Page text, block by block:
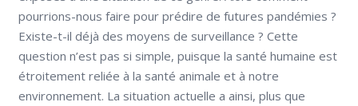
pourrions-nous faire pour prédire de futures pandémies ?
Existe-t-il déjà des moyens de surveillance ? Cette
question n’est pas si simple, puisque la santé humaine est
étroitement reliée à la santé animale et à notre
environnement. La situation actuelle a ainsi, plus que